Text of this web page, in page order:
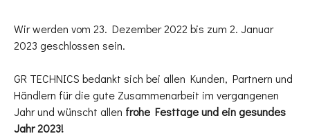
Wir werden vom 23. Dezember 2022 bis zum 2. Januar
2023 geschlossen sein.
GR TECHNICS bedankt sich bei allen Kunden, Partnern und
Händlern für die gute Zusammenarbeit im vergangenen
Jahr und wünscht allen frohe Festtage und ein gesundes
Jahr 2023!